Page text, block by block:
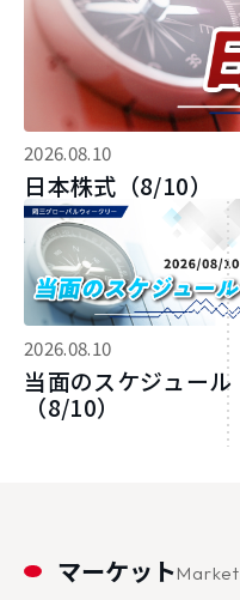
2026.08.10
日本株式（8/10）
2026.08.10
当面のスケジュール
（8/10）
マーケットMarket